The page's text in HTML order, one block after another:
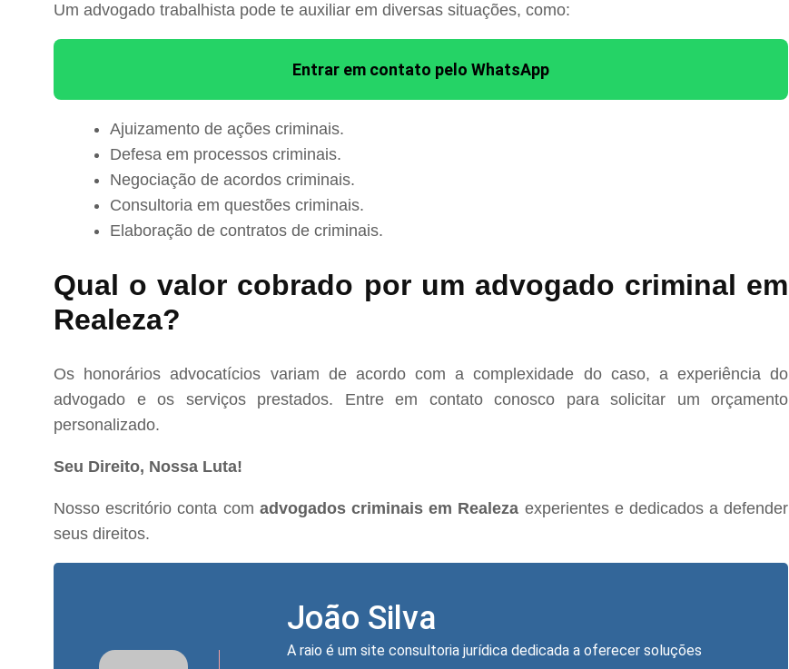
Um advogado trabalhista pode te auxiliar em diversas situações, como:
Entrar em contato pelo WhatsApp
Ajuizamento de ações criminais.
Defesa em processos criminais.
Negociação de acordos criminais.
Consultoria em questões criminais.
Elaboração de contratos de criminais.
Qual o valor cobrado por um advogado criminal em
Realeza?
Os honorários advocatícios variam de acordo com a complexidade do caso, a experiência do
advogado e os serviços prestados. Entre em contato conosco para solicitar um orçamento
personalizado.
Seu Direito, Nossa Luta!
Nosso escritório conta com advogados criminais em Realeza experientes e dedicados a defender
seus direitos.
João Silva
A raio é um site consultoria jurídica dedicada a oferecer soluções